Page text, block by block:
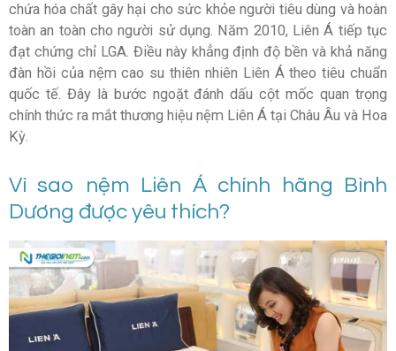
chứa hóa chất gây hại cho sức khỏe người tiêu dùng và hoàn
toàn an toàn cho người sử dụng. Năm 2010, Liên Á tiếp tục
đạt chứng chỉ LGA. Điều này khẳng định độ bền và khả năng
đàn hồi của nệm cao su thiên nhiên Liên Á theo tiêu chuẩn
quốc tế. Đây là bước ngoặt đánh dấu cột mốc quan trọng
chính thức ra mắt thương hiệu nệm Liên Á tại Châu Âu và Hoa
Kỳ.
Vì sao nệm Liên Á chính hãng Bình
Dương được yêu thích?